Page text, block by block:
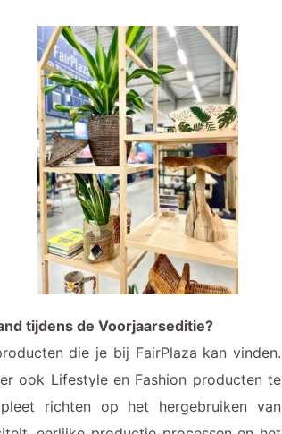
tijdens de Voorjaarseditie?
die je bij FairPlaza kan vinden.
ook Lifestyle en Fashion producten te
richten op het hergebruiken van